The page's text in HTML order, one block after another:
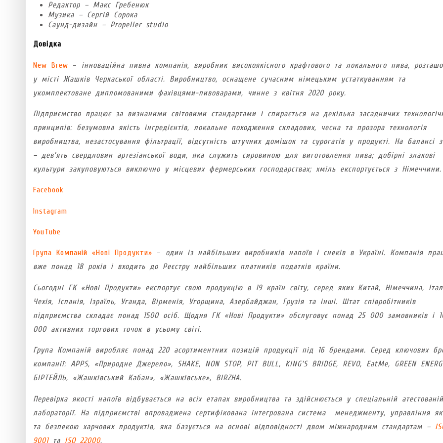
Редактор – Макс Гребенюк
Музика – Сергій Сорока
Cаунд-дизайн – Propeller studio
Довідка
New Brew – інноваційна пивна компанія, виробник високоякісного крафтового та локального пива,
у місті Жашків Черкаської області. Виробництво, оснащене сучасним німецьким устаткуванням та
укомплектоване дипломованими фахівцями-пивоварами, чинне з квітня 2020 року.
Підприємство працює за визнаними світовими стандартами і спирається на декілька засадничих
принципів: безумовна якість інгредієнтів, локальне походження складових, чесна та прозора технологія
виробництва, незастосування фільтрації, відсутність штучних домішок та сурогатів у продукті. На балансі
– дев’ять свердловин артезіанської води, яка служить сировиною для виготовлення пива; добірні злакові
культури закуповуються виключно у місцевих фермерських господарствах; хміль експортується з Німеччини.
Facebook
Instagram
YouTube
Група Компаній «Нові Продукти» – один із найбільших виробників напоїв і снеків в Україні. Компанія
вже понад 18 років і входить до Реєстру найбільших платників податків країни.
Сьогодні ГК «Нові Продукти» експортує свою продукцію в 19 країн світу, серед яких Китай, Німеччина,
Чехія, Іспанія, Ізраїль, Уганда, Вірменія, Угорщина, Азербайджан, Грузія та інші. Штат співробітників
підприємства складає понад 1500 осіб. Щодня ГК «Нові Продукти» обслуговує понад 25 000 замовників і
000 активних торгових точок в усьому світі.
Група Компаній виробляє понад 220 асортиментних позицій продукції під 16 брендами. Серед ключових
компанії: APPS, «Природне Джерело», SHAKE, NON STOP, PIT BULL, KING’S BRIDGE, REVO, EatMe, GREEN
БІРТЕЙЛЬ, «Жашківський Кабан», «Жашківське», BIRZHA.
Перевірка якості напоїв відбувається на всіх етапах виробництва та здійснюється у спеціальній атестованій
лабораторії. На підприємстві впроваджена сертифікована інтегрована система менеджменту, управління
та безпекою харчових продуктів, яка базується на основі відповідності двом міжнародним стандартам –
9001та ISO 22000.